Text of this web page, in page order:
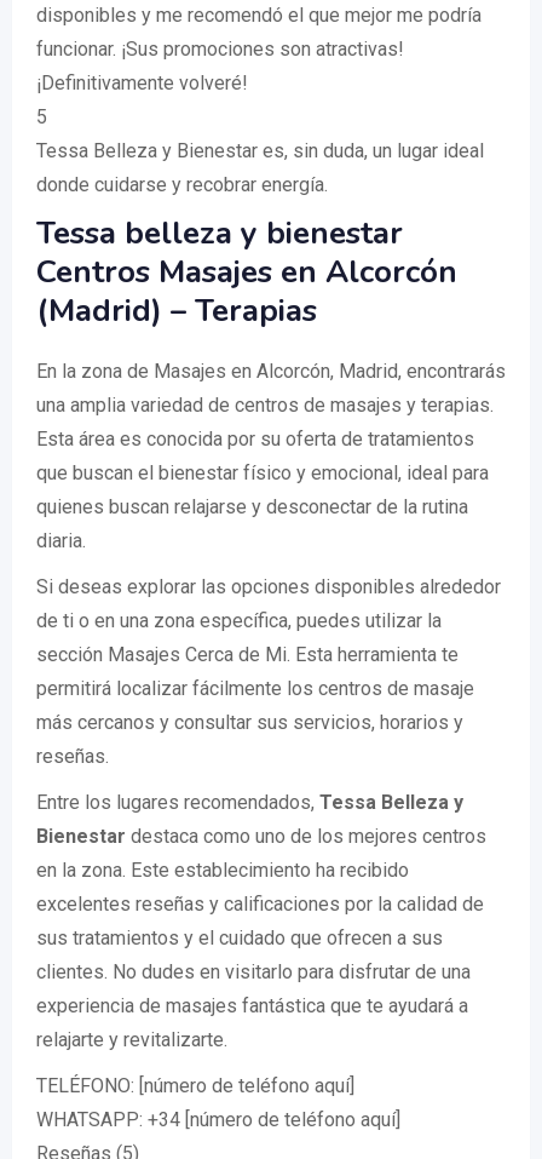
disponibles y me recomendó el que mejor me podría
funcionar. ¡Sus promociones son atractivas!
¡Definitivamente volveré!
5
Tessa Belleza y Bienestar es, sin duda, un lugar ideal
donde cuidarse y recobrar energía.
Tessa belleza y bienestar
Centros Masajes en Alcorcón
(Madrid) – Terapias
En la zona de Masajes en Alcorcón, Madrid, encontrarás
una amplia variedad de centros de masajes y terapias.
Esta área es conocida por su oferta de tratamientos
que buscan el bienestar físico y emocional, ideal para
quienes buscan relajarse y desconectar de la rutina
diaria.
Si deseas explorar las opciones disponibles alrededor
de ti o en una zona específica, puedes utilizar la
sección Masajes Cerca de Mi. Esta herramienta te
permitirá localizar fácilmente los centros de masaje
más cercanos y consultar sus servicios, horarios y
reseñas.
Entre los lugares recomendados, Tessa Belleza y
Bienestar destaca como uno de los mejores centros
en la zona. Este establecimiento ha recibido
excelentes reseñas y calificaciones por la calidad de
sus tratamientos y el cuidado que ofrecen a sus
clientes. No dudes en visitarlo para disfrutar de una
experiencia de masajes fantástica que te ayudará a
relajarte y revitalizarte.
TELÉFONO: [número de teléfono aquí]
WHATSAPP: +34 [número de teléfono aquí]
Reseñas (5)